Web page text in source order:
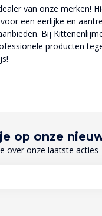
van onze merken!
een eerlijke en
Bij
producten
op onze
over onze laatste acties